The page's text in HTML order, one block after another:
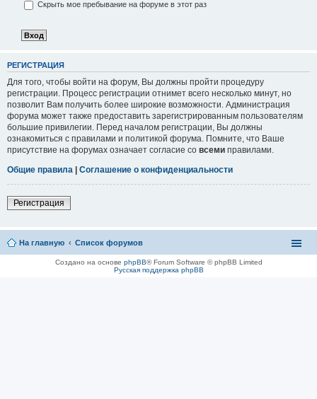
Скрыть мое пребывание на форуме в этот раз
РЕГИСТРАЦИЯ
Для того, чтобы войти на форум, Вы должны пройти процедуру
регистрации. Процесс регистрации отнимет всего несколько минут, но
позволит Вам получить более широкие возможности. Администрация
форума может также предоставить зарегистрированным пользователям
большие привилегии. Перед началом регистрации, Вы должны
ознакомиться с правилами и политикой форума. Помните, что Ваше
присутствие на форумах означает согласие со всеми правилами.
Общие правила | Соглашение о конфиденциальности
Регистрация
На главную Список форумов
Создано на основе phpBB® Forum Software © phpBB Limited
Русская поддержка phpBB